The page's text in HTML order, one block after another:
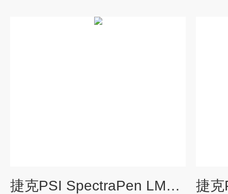
捷克PSI SpectraPen LM510手持式植物光谱仪